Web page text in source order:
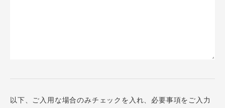
以下、ご入用な場合のみチェックを入れ、必要事項をご入力